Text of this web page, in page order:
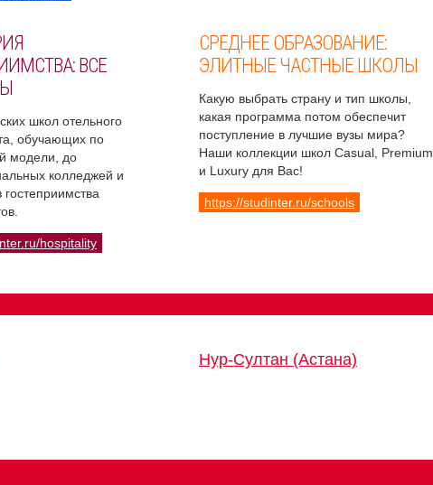
ВСЕ
школ отельного
обучающих по
модели, до
колледжей и
гостеприимства
hospitality
СРЕДНЕЕ ОБРАЗОВАНИЕ:
ЭЛИТНЫЕ ЧАСТНЫЕ ШКОЛЫ
Какую выбрать страну и тип школы,
какая программа потом обеспечит
поступление в лучшие вузы мира?
Наши коллекции школ Casual, Premium
и Luxury для Вас!
https://studinter.ru/schools
Нур-Султан (Астана)